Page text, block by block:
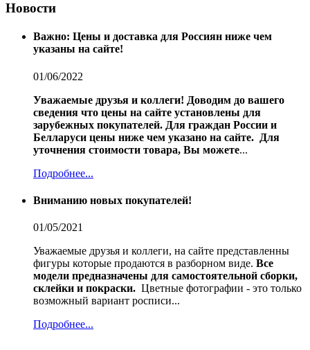
Новости
Важно: Цены и доставка для Россиян ниже чем
указаны на сайте!
01/06/2022
Уважаемые друзья и коллеги! Доводим до вашего
сведения что цены на сайте установлены для
зарубежных покупателей. Для граждан России и
Белларуси цены ниже чем указано на сайте. Для
уточнения стоимости товара, Вы можете...
Подробнее...
Вниманию новых покупателей!
01/05/2021
Уважаемые друзья и коллеги, на сайте представленны
фигуры которые продаются в разборном виде. Все
модели предназначены для самостоятельной сборки,
склейки и покраски. Цветные фотографии - это только
возможный вариант росписи...
Подробнее...